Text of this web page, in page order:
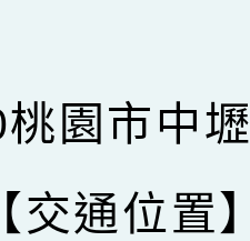
園市中
【交通位置